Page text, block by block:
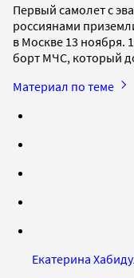
Первый самолет с
россиянами
в Москве 13 ноября.
борт МЧС, который
Материал по теме
Екатерина